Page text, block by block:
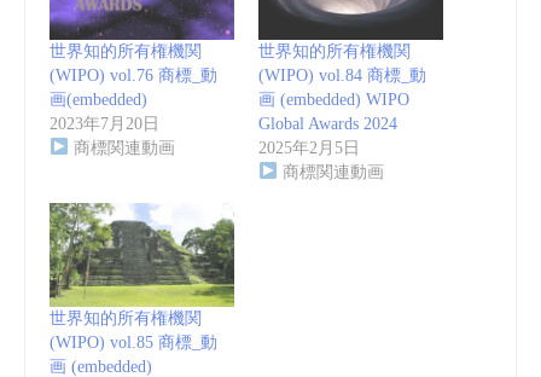
世界知的所有権機関
(WIPO) vol.76 商標_動
画(embedded)
2023年7月20日
商標関連動画
世界知的所有権機関
(WIPO) vol.84 商標_動
画 (embedded) WIPO
Global Awards 2024
2025年2月5日
商標関連動画
世界知的所有権機関
(WIPO) vol.85 商標_動
画 (embedded)